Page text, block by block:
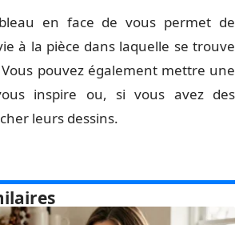
en face de vous permet de
à la pièce dans laquelle se trouve
pouvez également mettre une
inspire ou, si vous avez des
leurs dessins.